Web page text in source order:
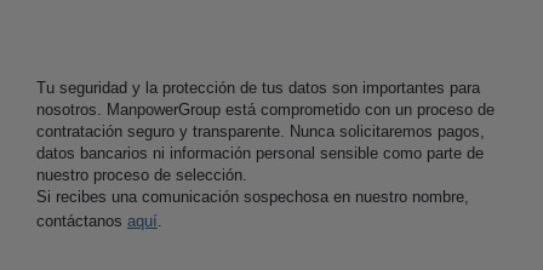
Tu seguridad y la protección de tus datos son importantes para
nosotros. ManpowerGroup está comprometido con un proceso de
contratación seguro y transparente. Nunca solicitaremos pagos,
datos bancarios ni información personal sensible como parte de
nuestro proceso de selección.
Si recibes una comunicación sospechosa en nuestro nombre,
contáctanos aquí.